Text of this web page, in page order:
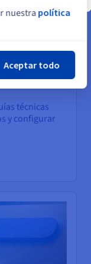
técnicas
y configurar
nuestra política
Aceptar todo